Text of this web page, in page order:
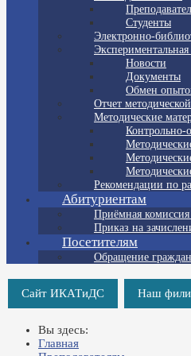
Студенты
Электронно-
Экспериментальная
Новости
Документы
Обмен
Отчет
Методические
Контрольно-
Рекомендации по
Абитуриентам
Приёмная
Приказ на
Посетителям
Обращение граждан
Сайт ИКАТиДС Наш
Вы здесь:
Главная